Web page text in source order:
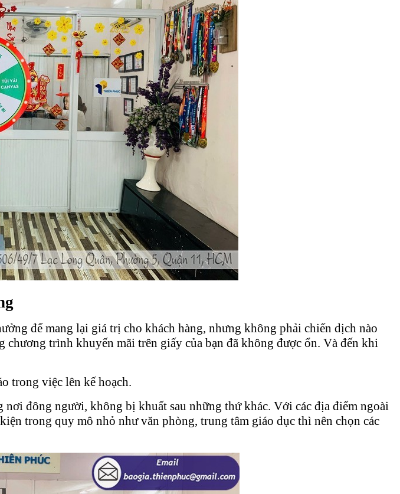
để mang lại giá trị cho khách hàng, nhưng không phải chiến dịch nào
trình khuyến mãi trên giấy của bạn đã không được ổn. Và đến khi
trong việc lên kế hoạch.
đông người, không bị khuất sau những thứ khác. Với các địa điểm ngoài
trong quy mô nhỏ như văn phòng, trung tâm giáo dục thì nên chọn các